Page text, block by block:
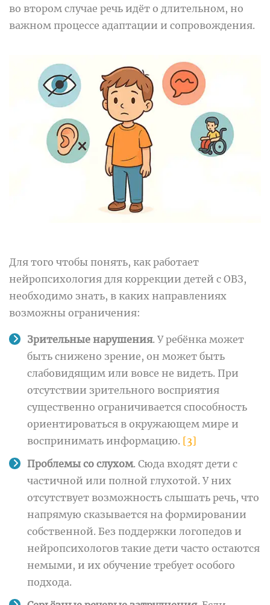
во втором случае речь идёт о длительном, но
важном процессе адаптации и сопровождения.
Для того чтобы понять, как работает
нейропсихология для коррекции детей с ОВЗ,
необходимо знать, в каких направлениях
возможны ограничения:
Зрительные нарушения. У ребёнка может
быть снижено зрение, он может быть
слабовидящим или вовсе не видеть. При
отсутствии зрительного восприятия
существенно ограничивается способность
ориентироваться в окружающем мире и
воспринимать информацию. [3]
Проблемы со слухом. Сюда входят дети с
частичной или полной глухотой. У них
отсутствует возможность слышать речь, что
напрямую сказывается на формировании
собственной. Без поддержки логопедов и
нейропсихологов такие дети часто остаются
немыми, и их обучение требует особого
подхода.